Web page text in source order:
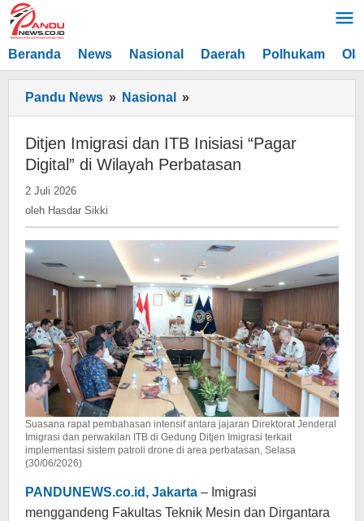
Lewati
ke
konten
Beranda News Nasional Daerah Polhukam
Pandu News » Nasional »
Imigrasi
dan
Inisiasi
Wilayah
Perbatasan
Ditjen Imigrasi dan ITB Inisiasi “Pagar
Digital” di Wilayah Perbatasan
2 Juli 2026
Hasdar
oleh Hasdar Sikki
Suasana rapat pembahasan intensif antara jajaran Direktorat Jenderal
Imigrasi dan perwakilan ITB di Gedung Ditjen Imigrasi terkait
implementasi sistem patroli drone di area perbatasan, Selasa
(30/06/2026)
PANDUNEWS.co.id, Jakarta – Imigrasi
menggandeng Fakultas Teknik Mesin dan Dirgantara